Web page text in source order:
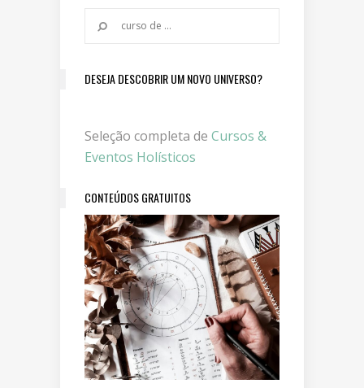
DESEJA DESCOBRIR UM NOVO UNIVERSO?
Seleção completa de Cursos &
Eventos Holísticos
CONTEÚDOS GRATUITOS